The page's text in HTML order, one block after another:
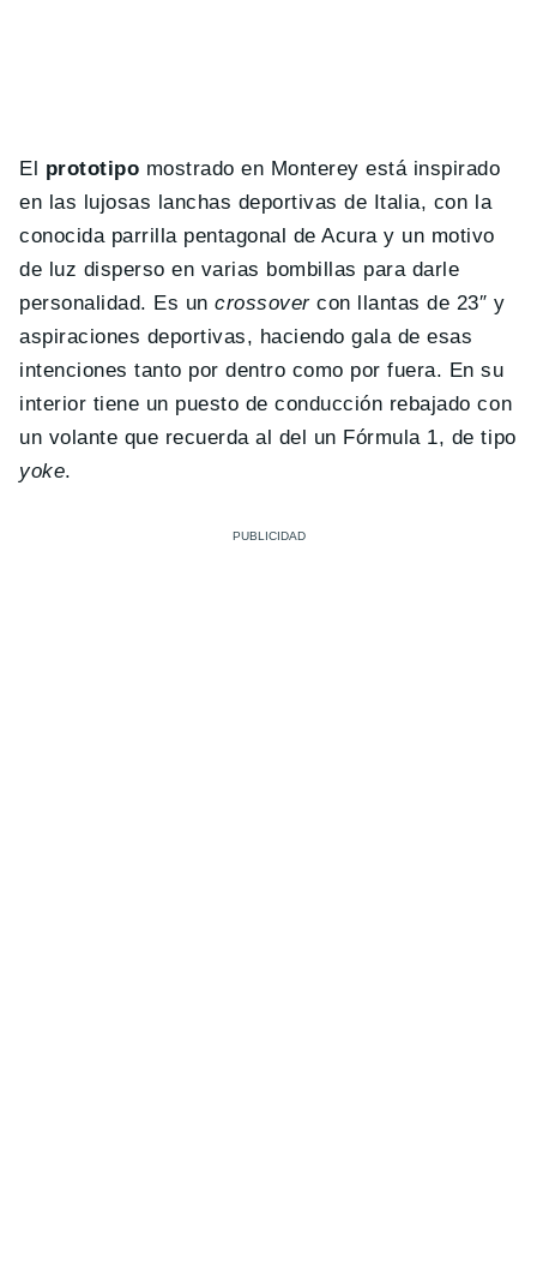
El prototipo mostrado en Monterey está inspirado
en las lujosas lanchas deportivas de Italia, con la
conocida parrilla pentagonal de Acura y un motivo
de luz disperso en varias bombillas para darle
personalidad. Es uncrossovercon llantas de 23″ y
aspiraciones deportivas, haciendo gala de esas
intenciones tanto por dentro como por fuera. En su
interior tiene un puesto de conducción rebajado con
un volante que recuerda al del un Fórmula 1, de tipo
yoke.